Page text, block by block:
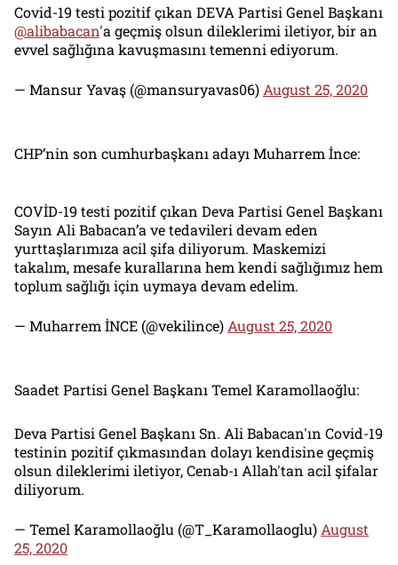
Covid-19 testi pozitif çıkan DEVA Partisi Genel Başkanı
@alibabacan'a geçmiş olsun dileklerimi iletiyor, bir an
evvel sağlığına kavuşmasını temenni ediyorum.
— Mansur Yavaş (@mansuryavas06) August 25, 2020
CHP’nin son cumhurbaşkanı adayı Muharrem İnce:
COVİD-19 testi pozitif çıkan Deva Partisi Genel Başkanı
Sayın Ali Babacan’a ve tedavileri devam eden
yurttaşlarımıza acil şifa diliyorum. Maskemizi
takalım, mesafe kurallarına hem kendi sağlığımız hem
toplum sağlığı için uymaya devam edelim.
— Muharrem İNCE (@vekilince) August 25, 2020
Saadet Partisi Genel Başkanı Temel Karamollaoğlu:
Deva Partisi Genel Başkanı Sn. Ali Babacan'ın Covid-19
testinin pozitif çıkmasından dolayı kendisine geçmiş
olsun dileklerimi iletiyor, Cenab-ı Allah'tan acil şifalar
diliyorum.
— Temel Karamollaoğlu (@T_Karamollaoglu) August
25, 2020